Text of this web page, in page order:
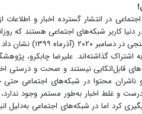
در انتشار گسترده اخبار و اطلاعات
نفر در دنیا کاربر شبکه‌های اجتماعی
اشتراک گذاشته‌اند. علیرضا چابکرو،
قابل‌اتکایی نیستند و صحت و
ناشران محتوا در شبکه‌های اجتماعی حتی
و غلط اخبار به‌طور مستمر وجود
کرد اما در شبکه‌های اجتماعی به‌دلیل